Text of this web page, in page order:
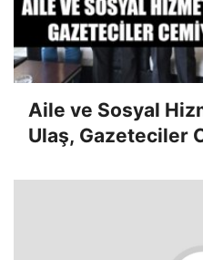
Aile ve Sosyal
Ulaş, Gazeteciler